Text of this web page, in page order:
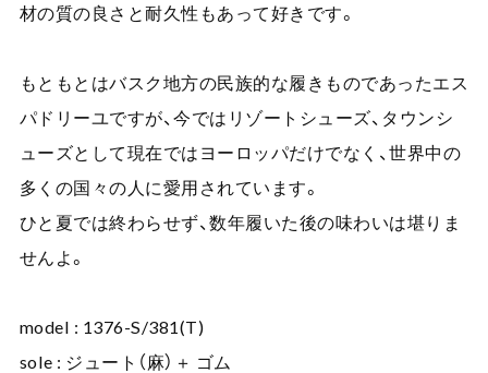
材の質の良さと耐久性もあって好きです。
もともとはバスク地方の民族的な履きものであったエス
パドリーユですが、今ではリゾートシューズ、タウンシ
ューズとして現在ではヨーロッパだけでなく、世界中の
多くの国々の人に愛用されています。
ひと夏では終わらせず、数年履いた後の味わいは堪りま
せんよ。
model : 1376-S/381(T)
sole : ジュート（麻）＋ ゴム